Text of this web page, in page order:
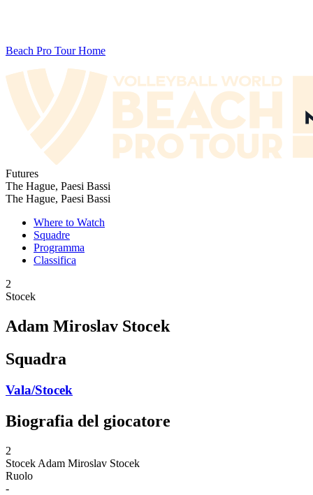
Beach Pro Tour Home
Futures
The Hague, Paesi Bassi
The Hague, Paesi Bassi
Where to Watch
Squadre
Programma
Classifica
2
Stocek
Adam Miroslav Stocek
Squadra
Vala/Stocek
Biografia del giocatore
2
Stocek Adam Miroslav Stocek
Ruolo
-